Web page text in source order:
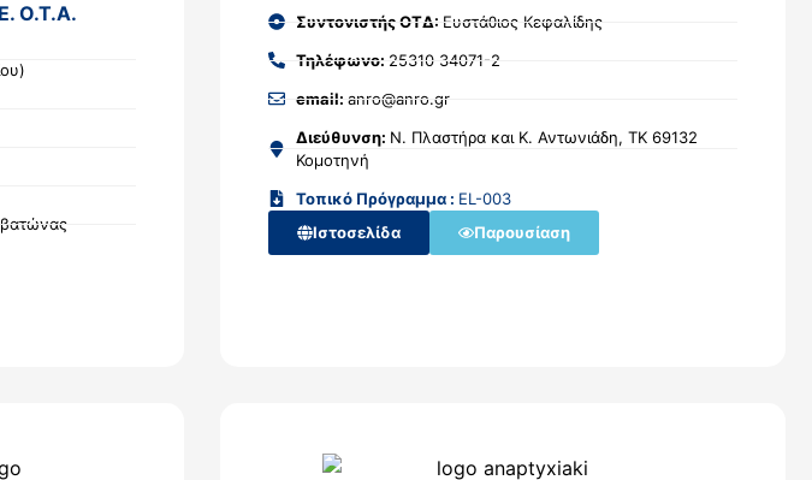
Ο.Τ.Α.
Συντονιστής ΟΤΔ: Ευστάθιος Κεφαλίδης
Τηλέφωνο: 25310 34071-2
email: anro@anro.gr
Διεύθυνση: Ν. Πλαστήρα και Κ. Αντωνιάδη, ΤΚ 69132
Κομοτηνή
Τοπικό Πρόγραμμα : EL-003
Ιστοσελίδα
Παρουσίαση